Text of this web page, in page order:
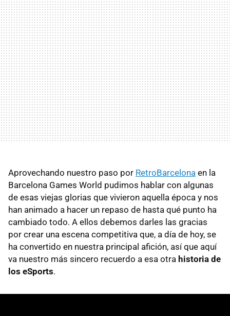
Aprovechando nuestro paso por RetroBarcelona en la
Barcelona Games World pudimos hablar con algunas
de esas viejas glorias que vivieron aquella época y nos
han animado a hacer un repaso de hasta qué punto ha
cambiado todo. A ellos debemos darles las gracias
por crear una escena competitiva que, a día de hoy, se
ha convertido en nuestra principal afición, así que aquí
va nuestro más sincero recuerdo a esa otra historia de
los eSports.